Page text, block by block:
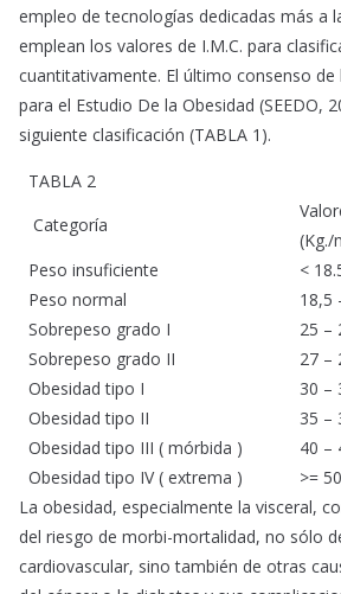
empleo de tecnologías dedicadas más a
emplean los valores de I.M.C. para
cuantitativamente. El último consenso de
para el Estudio De la Obesidad (SEEDO,
siguiente clasificación (TABLA 1).
TABLA 2
Categoría
(Kg./
Peso insuficiente
<
Peso normal
18,5
Sobrepeso grado I
25 –
Sobrepeso grado II
27 –
Obesidad tipo I
30 –
Obesidad tipo II
35 –
Obesidad tipo III ( mórbida )
40 –
Obesidad tipo IV ( extrema )
>= 50
La obesidad, especialmente la visceral,
del riesgo de morbi-mortalidad, no sólo
cardiovascular, sino también de otras